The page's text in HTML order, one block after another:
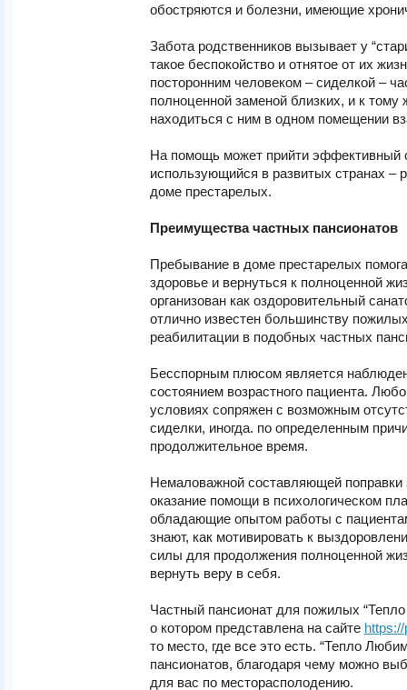
обостряются и болезни, имеющие
Забота родственников вызывает у
такое беспокойство и отнятое от их
посторонним человеком – сиделкой –
полноценной заменой близких, и к тому
находиться с ним в одном помещении
На помощь может прийти эффективный
использующийся в развитых странах –
доме престарелых.
Преимущества частных пансионатов
Пребывание в доме престарелых
здоровье и вернуться к полноценной
организован как оздоровительный
отлично известен большинству
реабилитации в подобных частных
Бесспорным плюсом является
состоянием возрастного пациента.
условиях сопряжен с возможным
сиделки, иногда. по определенным
продолжительное время.
Немаловажной составляющей поправки
оказание помощи в психологическом
обладающие опытом работы с
знают, как мотивировать к
силы для продолжения полноценной
вернуть веру в себя.
Частный пансионат для пожилых
о котором представлена на сайте
то место, где все это есть. “Тепло
пансионатов, благодаря чему можно
для вас по месторасполодению.